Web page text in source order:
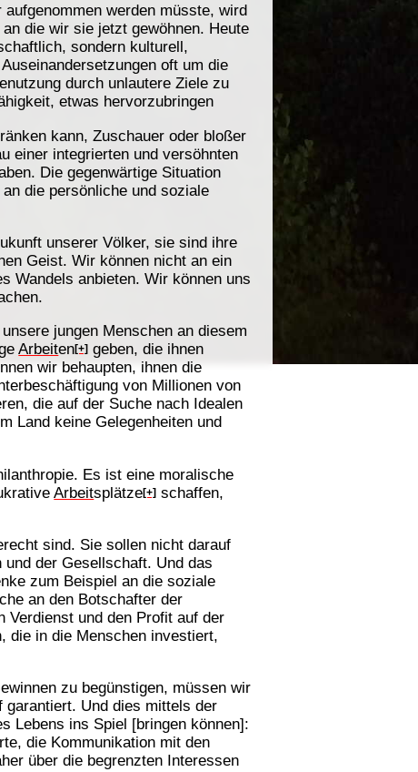
werden müsste, wird
die wir sie jetzt gewöhnen. Heute
sondern kulturell,
oft um die
durch unlautere Ziele zu
etwas hervorzubringen
kann, Zuschauer oder bloßer
einer integrierten und versöhnten
Die gegenwärtige Situation
die persönliche und soziale
unserer Völker, sie sind ihre
Geist. Wir können nicht an ein
Wandels anbieten. Wir können uns
jungen Menschen an diesem
Arbeiten[+] geben, die ihnen
wir behaupten, ihnen die
von Millionen von
die auf der Suche nach Idealen
Land keine Gelegenheiten und
Es ist eine moralische
Arbeitsplätze[+] schaffen,
sind. Sie sollen nicht darauf
der Gesellschaft. Und das
zum Beispiel an die soziale
an den Botschafter der
Verdienst und den Profit auf der
die in die Menschen investiert,
zu begünstigen, müssen wir
garantiert. Und dies mittels der
Lebens ins Spiel [bringen können]:
die Kommunikation mit den
über die begrenzten Interessen